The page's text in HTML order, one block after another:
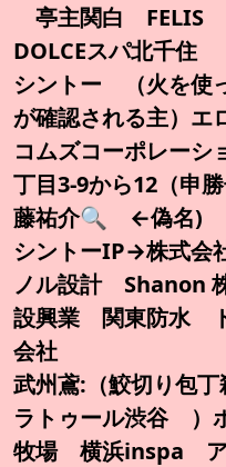
亭主関白 FELIS
DOLCEスパ北千住
シントー （火を使
が確認される主）
コムズコーポレー
丁目3-9から12（申
藤祐介🔍️ ←偽名)
シントーIP→株式
ノル設計 Shanon
設興業 関東防水
会社
武州鳶:（鮫切り包
ラトゥール渋谷 ）
牧場 横浜inspa ア